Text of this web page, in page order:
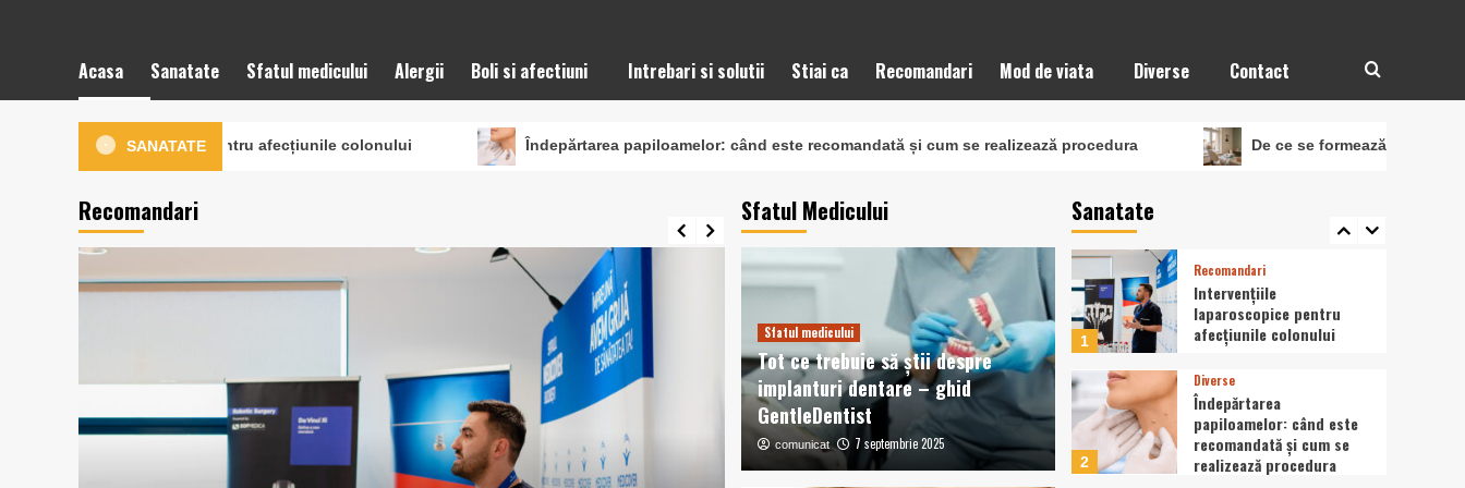
Acasa Sanatate Sfatul medicului Alergii Boli si afectiuni Intrebari si solutii Stiai ca Recomandari Mod de viata Diverse Contact
SANATATE
pentru afecțiunile colonului Îndepărtarea papiloamelor: când este recomandată și cum se realizează procedura De ce se formează tartrul chiar dacă te
Recomandari Sfatul Medicului
Sfatul medicului
Tot ce trebuie să știi despre
implanturi dentare – ghid
GentleDentist
comunicat 7 septembrie 2025
Sanatate
4
dentar și când se mai
5
Fără categorie
Tiroida leneșă: semne
1
Recomandari
Intervențiile
laparoscopice pentru
afecțiunile colonului
2
Diverse
Îndepărtarea
papiloamelor: când este
recomandată și cum se
realizează procedura